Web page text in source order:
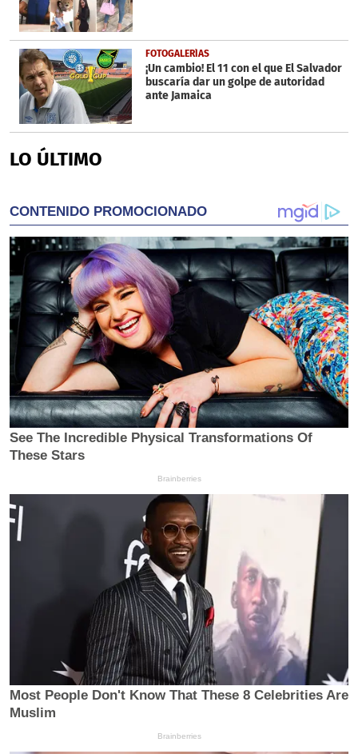
FOTOGALERÍAS
¡Un cambio! El 11 con el que El Salvador
buscaría dar un golpe de autoridad
ante Jamaica
LO ÚLTIMO